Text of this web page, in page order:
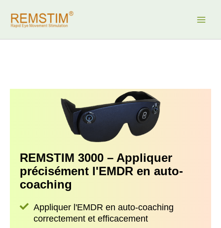
contenu
REMSTIM 3000 – Appliquer
précisément l'EMDR en auto-
coaching
Appliquer l'EMDR en auto-coaching
correctement et efficacement